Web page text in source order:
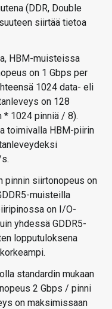
(DDR, Double
siirtää tietoa
HBM-muisteissa
on 1 Gbps per
1024 data- eli
on 128
* 1024 pinniä / 8).
toimivalla HBM-piirin
pinnin siirtonopeus on
muisteilla
on I/O-
yhdessä GDDR5-
lopputuloksena
standardin mukaan
2 Gbps / pinni
on maksimissaan